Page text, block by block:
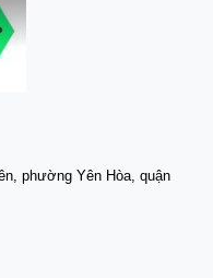
phường Yên Hòa, quận